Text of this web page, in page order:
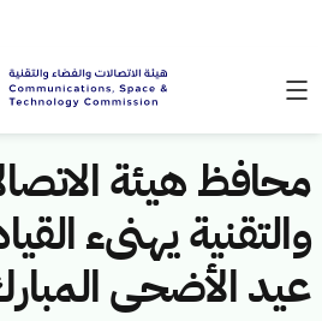
محافظ هيئة
والتقنية يهنىء
عيد الأضحى